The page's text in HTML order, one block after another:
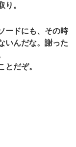
り。
ードにも、その時
いんだな。謝った
とだぞ。